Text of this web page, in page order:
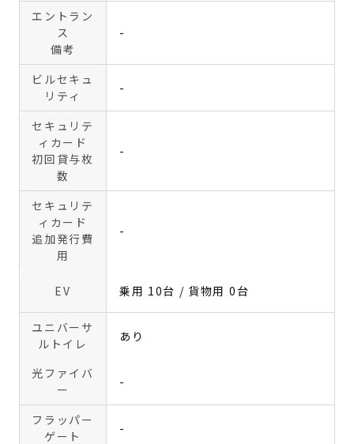
エントラン
ス
備考
-
ビルセキュ
リティ
-
セキュリテ
ィカード
初回貸与枚
数
-
セキュリテ
ィカード
追加発行費
用
-
EV 乗用 10台 / 貨物用 0台
ユニバーサ
ルトイレ
あり
光ファイバ
ー
-
フラッパー
ゲート
-